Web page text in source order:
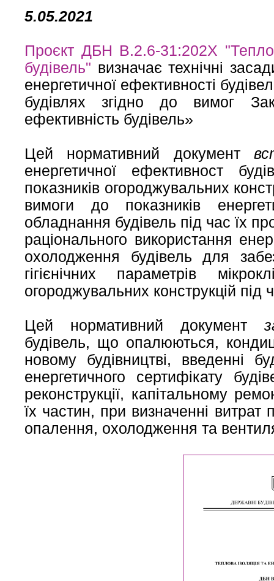
5.05.2021
Проєкт ДБН В.2.6-31:202Х
будівель" визначає технічні
енергетичної ефективності
будівлях згідно до вимог
ефективність будівель»
Цей нормативний документ
енергетичної ефективност
показників огороджувальних
вимоги до показників
обладнання будівель під час їх
раціонального використання
охолодження будівель для
гігієнічних параметрів
огороджувальних конструкцій під
Цей нормативний документ
будівель, що опалюються,
новому будівництві, введенні
енергетичного сертифікату
реконструкції, капітальному
їх частин, при визначенні витрат
опалення, охолодження та